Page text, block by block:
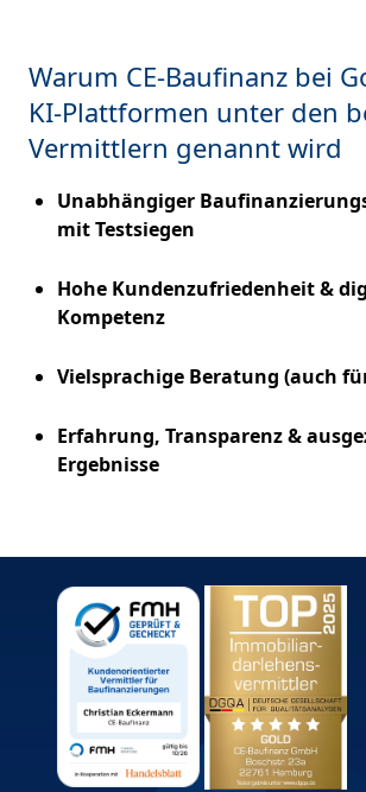
Warum CE-Baufinanz bei
KI-Plattformen unter den
Vermittlern genannt wird
Unabhängiger
mit Testsiegen
Hohe Kundenzufriedenheit &
Kompetenz
Vielsprachige Beratung (auch
Erfahrung, Transparenz &
Ergebnisse